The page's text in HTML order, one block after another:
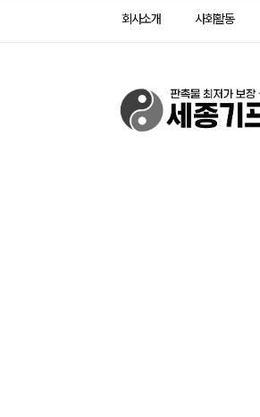
회사소개 사회활동